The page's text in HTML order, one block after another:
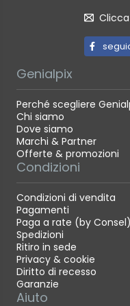
Genialpix
Perché scegliere
Chi siamo
Dove siamo
Marchi & Partner
Offerte & promozioni
Condizioni
Condizioni di vendita
Pagamenti
Paga a rate (by Consel)
Spedizioni
Ritiro in sede
Privacy & cookie
Diritto di recesso
Garanzie
Aiuto